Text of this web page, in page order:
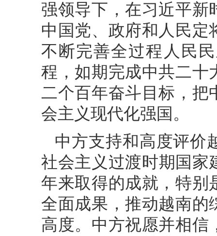
强领导下，在习近平新
中国党、政府和人民定
不断完善全过程人民
程，如期完成中共二十
二个百年奋斗目标，把
会主义现代化强国。
中方支持和高度评价
社会主义过渡时期国家
年来取得的成就，特别
全面成果，推动越南的
高度。中方祝愿并相信